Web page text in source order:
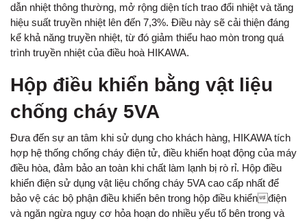
dẫn nhiệt thông thường, mở rộng diện tích trao đổi nhiệt và tăng
hiệu suất truyền nhiệt lên đến 7,3%. Điều này sẽ cải thiện đáng
kể khả năng truyền nhiệt, từ đó giảm thiểu hao mòn trong quá
trình truyền nhiệt của điều hoà HIKAWA.
Hộp điều khiển bằng vật liệu
chống cháy 5VA
Đưa đến sự an tâm khi sử dụng cho khách hàng, HIKAWA tích
hợp hệ thống chống cháy điện tử, điều khiển hoạt động của máy
điều hòa, đảm bảo an toàn khi chất làm lạnh bị rò rỉ. Hộp điều
khiển điện sử dụng vật liệu chống cháy 5VA cao cấp nhất để
bảo vệ các bộ phận điều khiển bên trong hộp điều khiểnđiện
và ngăn ngừa nguy cơ hỏa hoạn do nhiều yếu tố bên trong và